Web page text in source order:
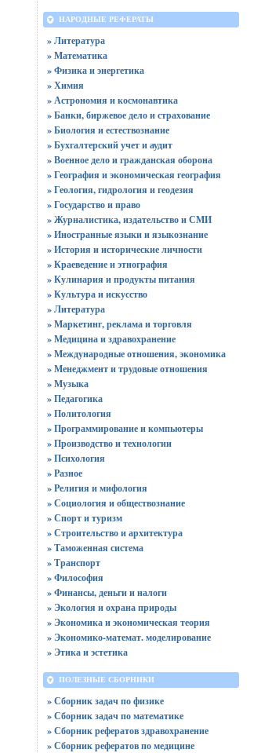
НАРОДНЫЕ РЕФЕРАТЫ
» Литература
» Математика
» Физика и энергетика
» Химия
» Астрономия и космонавтика
» Банки, биржевое дело и страхование
» Биология и естествознание
» Бухгалтерский учет и аудит
» Военное дело и гражданская оборона
» География и экономическая география
» Геология, гидрология и геодезия
» Государство и право
» Журналистика, издательство и СМИ
» Иностранные языки и языкознание
» История и исторические личности
» Краеведение и этнография
» Кулинария и продукты питания
» Культура и искусство
» Литература
» Маркетинг, реклама и торговля
» Медицина и здравохранение
» Международные отношения, экономика
» Менеджмент и трудовые отношения
» Музыка
» Педагогика
» Политология
» Программирование и компьютеры
» Производство и технологии
» Психология
» Разное
» Религия и мифология
» Социология и обществознание
» Спорт и туризм
» Строительство и архитектура
» Таможенная система
» Транспорт
» Философия
» Финансы, деньги и налоги
» Экология и охрана природы
» Экономика и экономическая теория
» Экономико-математ. моделирование
» Этика и эстетика
ПОЛЕЗНЫЕ СБОРНИКИ
» Сборник задач по физике
» Сборник задач по математике
» Сборник рефератов здравохранение
» Сборник рефератов по медицине